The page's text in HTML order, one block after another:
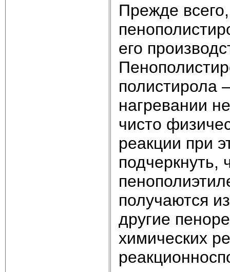
Прежде
его
полистирола
нагревании
чисто
реакции при
подчеркнуть,
получаются
другие
химических